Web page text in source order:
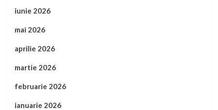
iunie 2026
mai 2026
aprilie 2026
martie 2026
februarie 2026
ianuarie 2026